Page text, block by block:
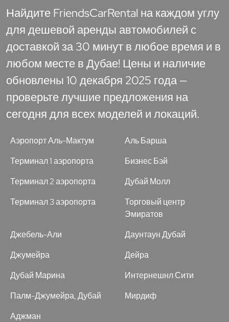
Найдите FriendsCarRental на каждом углу
для дешевой аренды автомобилей с
доставкой за 30 минут в любое время и в
любом месте в Дубае! Цены и наличие
обновлены 10 декабря 2025 года —
проверьте лучшие предложения на
сегодня для всех моделей и локаций.
Аэропорт Аль-Мактум
Терминал 1 аэропорта
Терминал 2 аэропорта
Терминал 3 аэропорта
Аль Барша
Бизнес Бэй
Дубай Молл
Торговый центр
Эмиратов
Джебель-Али
Джумейра
Дубай Марина
Палм-Джумейра, Дубай
Даунтаун Дубай
Дейра
Интернешнл Сити
Мирдиф
Аджман